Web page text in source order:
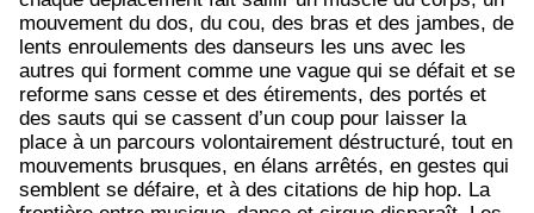
mouvement du dos, du cou, des bras et des jambes, de
lents enroulements des danseurs les uns avec les
autres qui forment comme une vague qui se défait et se
reforme sans cesse et des étirements, des portés et
des sauts qui se cassent d’un coup pour laisser la
place à un parcours volontairement déstructuré, tout en
mouvements brusques, en élans arrêtés, en gestes qui
semblent se défaire, et à des citations de hip hop. La